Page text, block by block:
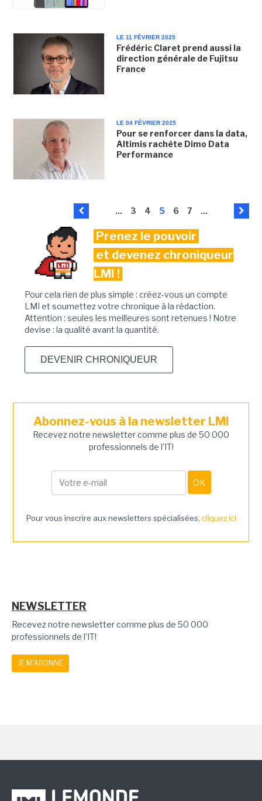
LE 11 FÉVRIER 2025
Frédéric Claret prend aussi la
direction générale de Fujitsu
France
LE 04 FÉVRIER 2025
Pour se renforcer dans la data,
Altimis rachète Dimo Data
Performance
... 3 4 5 6 7 ...
Prenez le pouvoir
et devenez chroniqueur
LMI !
Pour cela rien de plus simple : créez-vous un compte
LMI et soumettez votre chronique à la rédaction.
Attention : seules les meilleures sont retenues ! Notre
devise : la qualité avant la quantité.
DEVENIR CHRONIQUEUR
Abonnez-vous à la newsletter LMI
Recevez notre newsletter comme plus de 50 000
professionnels de l'IT!
Pour vous inscrire aux newsletters spécialisées, cliquez ici
NEWSLETTER
Recevez notre newsletter comme plus de 50 000
professionnels de l'IT!
JE M'ABONNE